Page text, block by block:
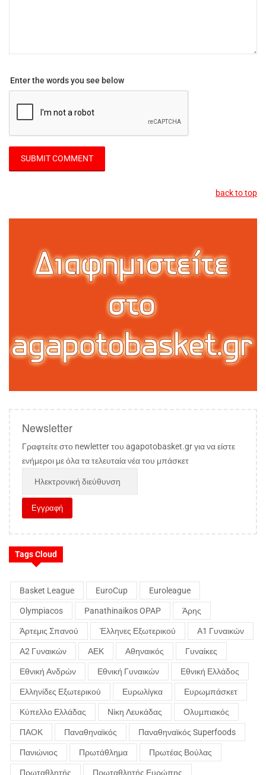
Enter the words you see below
back to top
Newsletter
Γραφτείτε στο newletter του agapotobasket.gr για να είστε
ενήμεροι με όλα τα τελευταία νέα του μπάσκετ
Tags Cloud
Basket League EuroCup Euroleague
Olympiacos Panathinaikos OPAP Άρης
Άρτεμις Σπανού Έλληνες Εξωτερικού Α1 Γυναικών
Α2 Γυναικών ΑΕΚ Αθηναικός Γυναίκες
Εθνική Ανδρών Εθνική Γυναικών Εθνική Ελλάδος
Ελληνίδες Εξωτερικού Ευρωλίγκα Ευρωμπάσκετ
Κύπελλο Ελλάδας Νίκη Λευκάδας Ολυμπιακός
ΠΑΟΚ Παναθηναϊκός Παναθηναϊκός Superfoods
Πανιώνιος Πρωτάθλημα Πρωτέας Βούλας
Πρωταθλητής Πρωταθλητής Ευρώπης